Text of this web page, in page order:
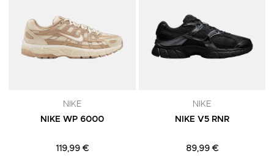
NIKE
NIKE WP 6000
119,99 €
NIKE
NIKE V5 RNR
89,99 €